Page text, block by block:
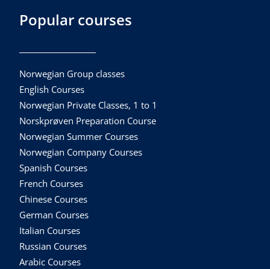
Popular courses
Norwegian Group classes
English Courses
Norwegian Private Classes, 1 to 1
Norskprøven Preparation Course
Norwegian Summer Courses
Norwegian Company Courses
Spanish Courses
French Courses
Chinese Courses
German Courses
Italian Courses
Russian Courses
Arabic Courses